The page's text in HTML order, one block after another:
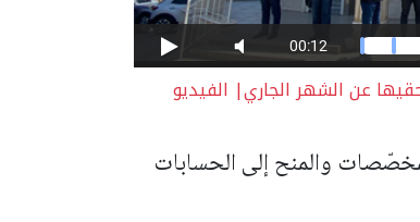
عن الشهر الجاري| الفيديو
والمنح إلى الحسابات